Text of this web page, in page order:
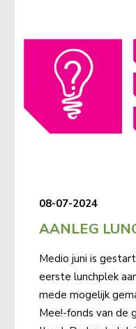
08-07-2024
AANLEG
Medio juni is
eerste lunchplek
mede mogelijk
Mee!-fonds van de